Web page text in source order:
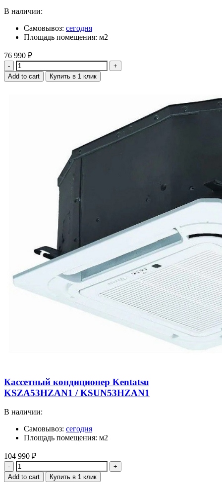
В наличии:
Самовывоз: сегодня
Площадь помещения: м2
76 990 ₽
Quantity
Add to cart Купить в 1 клик
Кассетный кондиционер Kentatsu
KSZA53HZAN1 / KSUN53HZAN1
В наличии:
Самовывоз: сегодня
Площадь помещения: м2
104 990 ₽
Quantity
Add to cart Купить в 1 клик